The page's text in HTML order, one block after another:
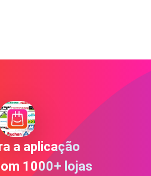
a aplicação
1000+ lojas